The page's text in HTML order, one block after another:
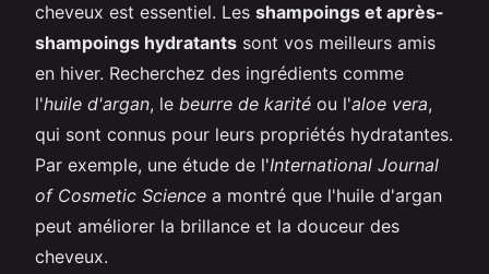
cheveux est essentiel. Les shampoings et après-
shampoings hydratants sont vos meilleurs amis
en hiver. Recherchez des ingrédients comme
l'huile d'argan, le beurre de karité ou l'aloe vera,
qui sont connus pour leurs propriétés hydratantes.
Par exemple, une étude de l'International Journal
of Cosmetic Science a montré que l'huile d'argan
peut améliorer la brillance et la douceur des
cheveux.